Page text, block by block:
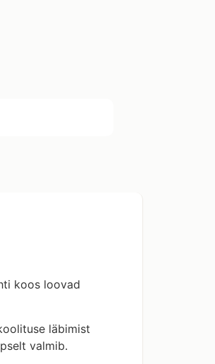
koos loovad
läbimist
valmib.